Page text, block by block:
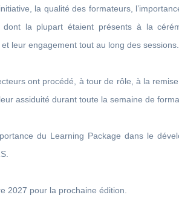
la qualité des formateurs,
la plupart étaient présents à la
leur engagement tout au long des sessions.
ont procédé, à tour de rôle, à la
assiduité durant toute la semaine de
du Learning Package dans le
2027 pour la prochaine édition.